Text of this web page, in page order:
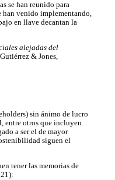
se han reunido para
han venido implementando,
en llave decantan la
alejadas del
& Jones,
sin ánimo de lucro
entre otros que incluyen
a ser el de mayor
siguen el
tener las memorias de